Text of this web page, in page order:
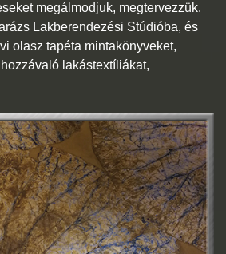
megálmodjuk, megtervezzük.
Lakberendezési Stúdióba, és
olasz tapéta mintakönyveket,
lakástextíliákat,